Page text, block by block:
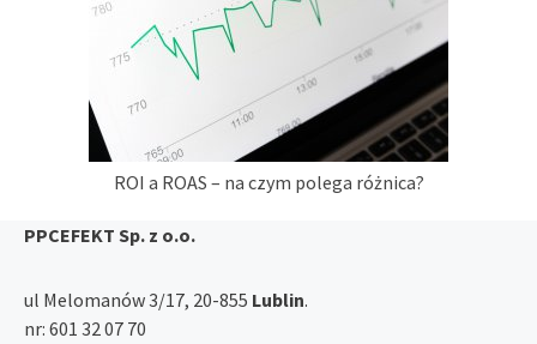
ROI a ROAS – na czym polega różnica?
PPCEFEKT Sp. z o.o.
ul Melomanów 3/17, 20-855 Lublin.
nr: 601 32 07 70